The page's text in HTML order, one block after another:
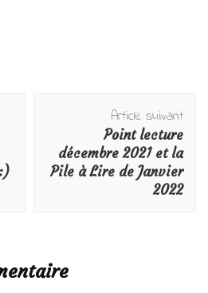
Article suivant
Point lecture
décembre 2021 et la
Pile à Lire de Janvier
2022